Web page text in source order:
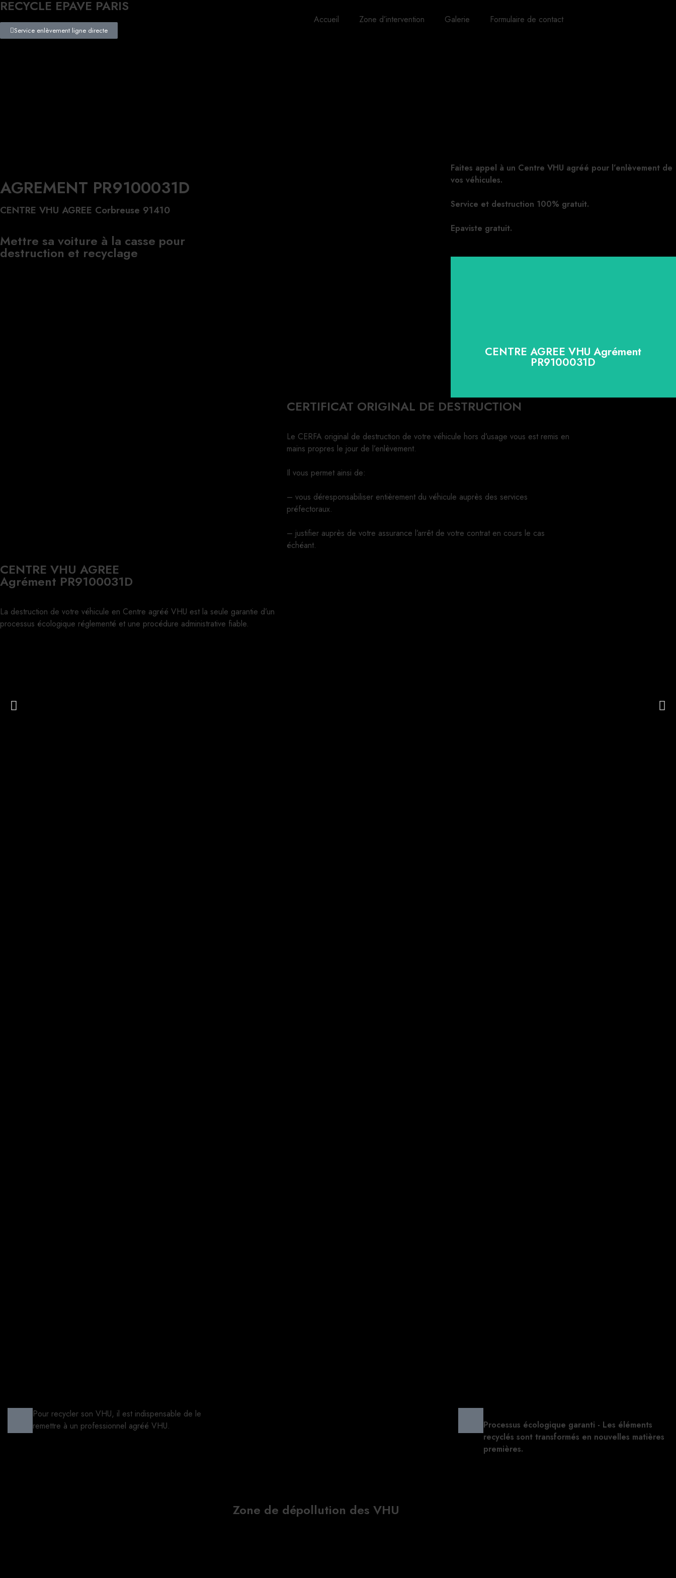
RECYCLE EPAVE PARIS
Service enlèvement ligne directe
Accueil Zone d’intervention Galerie Formulaire de contact
AGREMENT PR9100031D
CENTRE VHU AGREE Corbreuse 91410
Mettre sa voiture à la casse pour
destruction et recyclage
Faites appel à un Centre VHU agréé pour l’enlèvement de
vos véhicules.
Service et destruction 100% gratuit.
Epaviste gratuit.
CENTRE AGREE VHU Agrément
PR9100031D
Cliquez ici pour nous contacter, cela ne vous
CERTIFICAT ORIGINAL DE DESTRUCTION
Le CERFA original de destruction de votre véhicule hors d’usage vous est remis en
mains propres le jour de l’enlèvement.
Il vous permet ainsi de:
– vous déresponsabiliser entièrement du véhicule auprès des services
préfectoraux.
– justifier auprès de votre assurance l’arrêt de votre contrat en cours le cas
échéant.
CENTRE VHU AGREE
Agrément PR9100031D
La destruction de votre véhicule en Centre agréé VHU est la seule garantie d’un
processus écologique réglementé et une procédure administrative fiable.
Pour recycler son VHU, il est indispensable de le
remettre à un professionnel agréé VHU.
Zone de dépollution des VHU
Processus écologique garanti - Les éléments
recyclés sont transformés en nouvelles matières
premières.